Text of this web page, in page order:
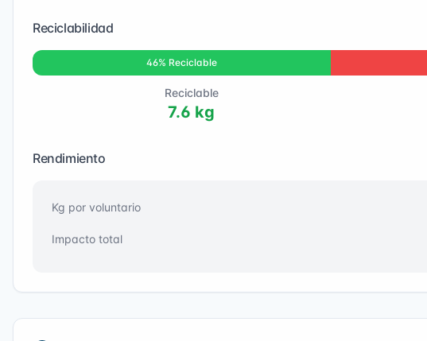
Reciclabilidad
46% Reciclable
Reciclable
7.6 kg
Rendimiento
Kg por voluntario
Impacto total